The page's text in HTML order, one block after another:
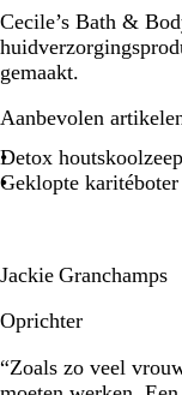
Cecile’s Bath &
gemaakt.
Aanbevolen
Detox houtskoolzeep
Geklopte karitéboter
Jackie Granchamps
Oprichter
“Zoals zo veel